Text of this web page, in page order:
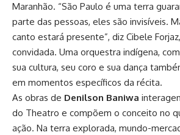
Maranhão. “São Paulo é uma terra
parte das pessoas, eles são invisíveis.
canto estará presente”, diz Cibele
convidada. Uma orquestra indígena,
sua cultura, seu coro e sua dança
em momentos específicos da récita.
As obras de Denilson Baniwa
do Theatro e compõem o conceito no
ação. Na terra explorada, mundo-